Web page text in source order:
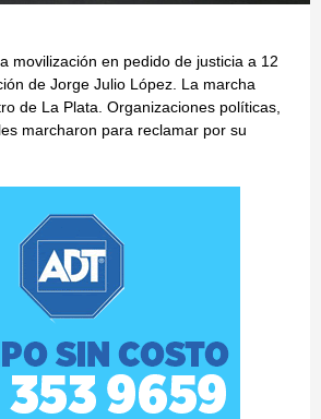
movilización en pedido de justicia a 12
de Jorge Julio López. La marcha
de La Plata. Organizaciones políticas,
marcharon para reclamar por su